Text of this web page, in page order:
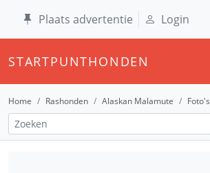
Plaats advertentie Login
STARTPUNTHONDEN
Home Rashonden Alaskan Malamute Foto's